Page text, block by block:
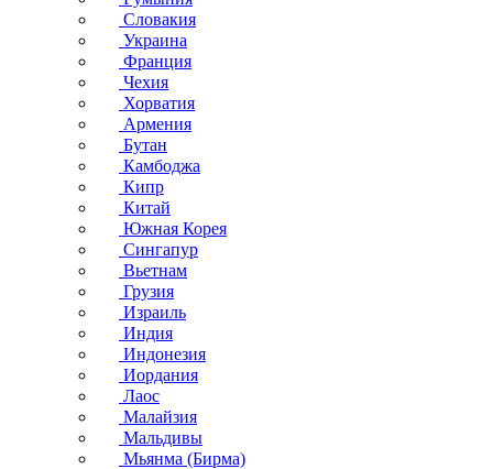
Словакия
Украина
Франция
Чехия
Хорватия
Армения
Бутан
Камбоджа
Кипр
Китай
Южная Корея
Сингапур
Вьетнам
Грузия
Израиль
Индия
Индонезия
Иордания
Лаос
Малайзия
Мальдивы
Мьянма (Бирма)